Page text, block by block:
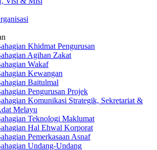
Khidmat Pengurusan
Agihan Zakat
Wakaf
Kewangan
Baitulmal
Pengurusan Projek
Komunikasi Strategik, Sekretariat &
Melayu
Teknologi Maklumat
Hal Ehwal Korporat
Pemerkasaan Asnaf
Undang-Undang